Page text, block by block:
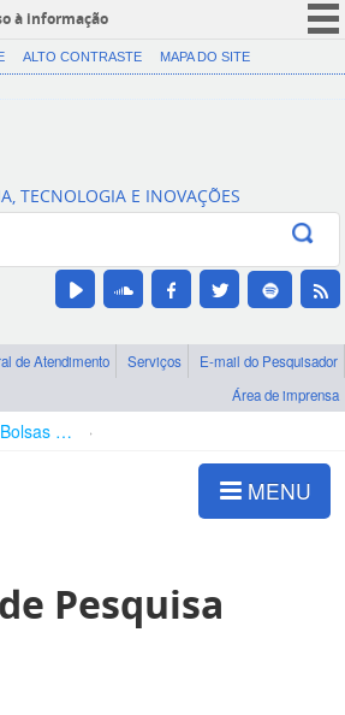
à informação
CORONAVÍRUS (COVID-19)
Canais
ALTO CONTRASTE MAPA DO SITE
TECNOLOGIA E INOVAÇÕES
de Atendimento Serviços
E-mail do Pesquisador
Área de imprensa
Bolsas e Auxílios Vigentes
MENU
Pesquisa